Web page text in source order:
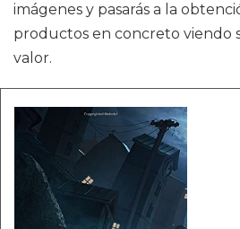
imágenes y pasarás a la
productos en concreto viendo
valor.